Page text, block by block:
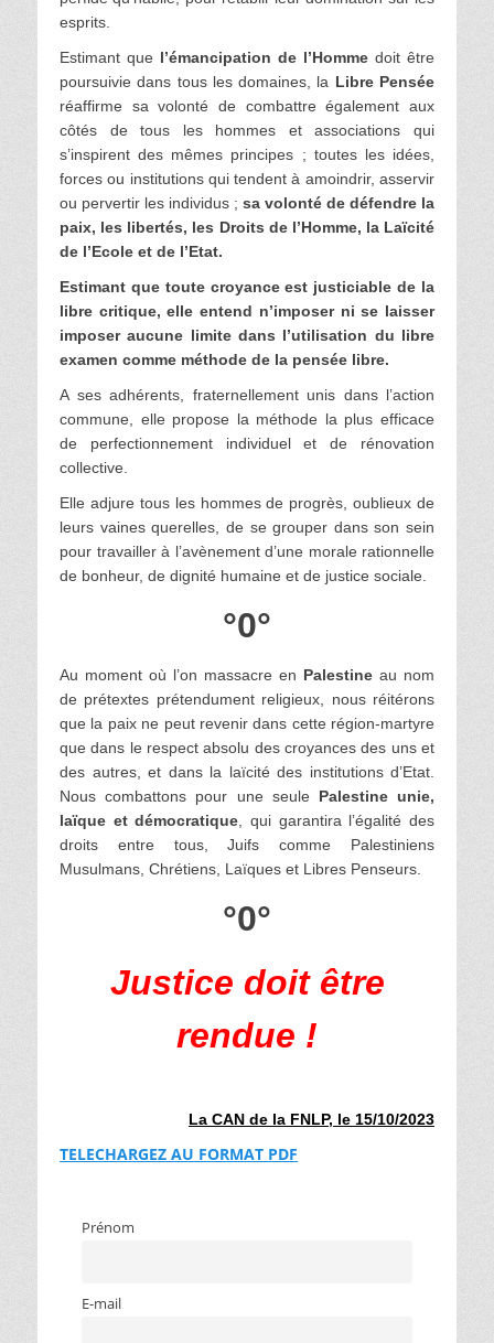
esprits.
Estimant que l’émancipation de l’Homme doit être
poursuivie dans tous les domaines, la Libre Pensée
réaffirme sa volonté de combattre également aux
côtés de tous les hommes et associations qui
s’inspirent des mêmes principes ; toutes les idées,
forces ou institutions qui tendent à amoindrir, asservir
ou pervertir les individus ; sa volonté de défendre la
paix, les libertés, les Droits de l’Homme, la Laïcité
de l’Ecole et de l’Etat.
Estimant que toute croyance est justiciable de la
libre critique, elle entend n’imposer ni se laisser
imposer aucune limite dans l’utilisation du libre
examen comme méthode de la pensée libre.
A ses adhérents, fraternellement unis dans l’action
commune, elle propose la méthode la plus efficace
de perfectionnement individuel et de rénovation
collective.
Elle adjure tous les hommes de progrès, oublieux de
leurs vaines querelles, de se grouper dans son sein
pour travailler à l’avènement d’une morale rationnelle
de bonheur, de dignité humaine et de justice sociale.
°0°
Au moment où l’on massacre en Palestine au nom
de prétextes prétendument religieux, nous réitérons
que la paix ne peut revenir dans cette région-martyre
que dans le respect absolu des croyances des uns et
des autres, et dans la laïcité des institutions d’Etat.
Nous combattons pour une seule Palestine unie,
laïque et démocratique , qui garantira l’égalité des
droits entre tous, Juifs comme Palestiniens
Musulmans, Chrétiens, Laïques et Libres Penseurs.
°0°
Justice doit être
rendue !
La CAN de la FNLP, le 15/10/2023
TELECHARGEZ AU FORMAT PDF
Prénom
E-mail